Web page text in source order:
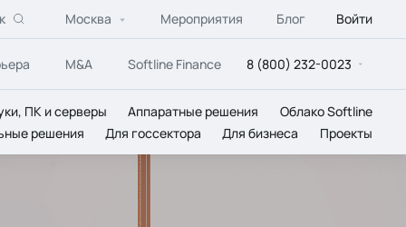
Москва Мероприятия Блог Войти
M&A Softline Finance 8 (800) 232-0023
ПК и серверы Аппаратные решения
Облако Softline
решения Для госсектора Для бизнеса Проекты